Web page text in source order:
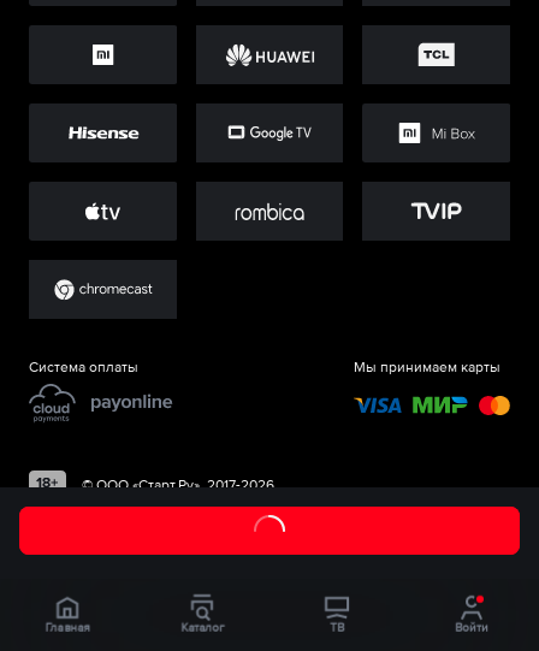
Система оплаты Мы принимаем карты
©ООО «Старт.Ру», 2017-2026
Главная Каталог ТВ Войти